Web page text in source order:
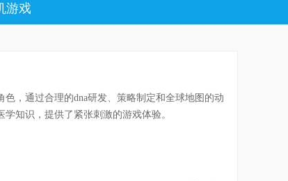
游戏
，通过合理的dna研发、策略制定和全球地图的动
知识，提供了紧张刺激的游戏体验。